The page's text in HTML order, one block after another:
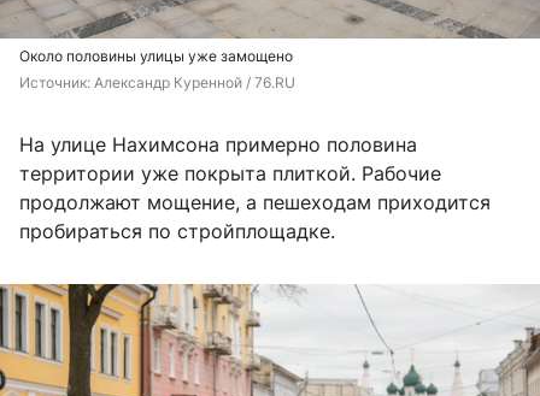
Около половины улицы уже замощено
Источник: Александр Куренной / 76.RU
На улице Нахимсона примерно половина
территории уже покрыта плиткой. Рабочие
продолжают мощение, а пешеходам приходится
пробираться по стройплощадке.